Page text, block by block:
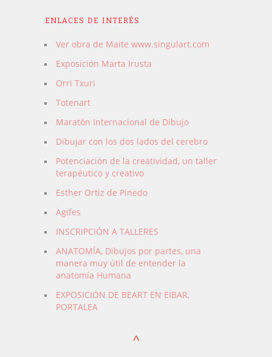
ENLACES DE INTERÉS
Ver obra de Maite www.singulart.com
Exposición Marta Irusta
Orri Txuri
Totenart
Maratón Internacional de Dibujo
Dibujar con los dos lados del cerebro
Potenciación de la creatividad, un taller
terapéutico y creativo
Esther Ortiz de Pinedo
Agifes
INSCRIPCIÓN A TALLERES
ANATOMÍA, Dibujos por partes, una
manera muy útil de entender la
anatomía Humana
EXPOSICIÓN DE BEART EN EIBAR,
PORTALEA
^